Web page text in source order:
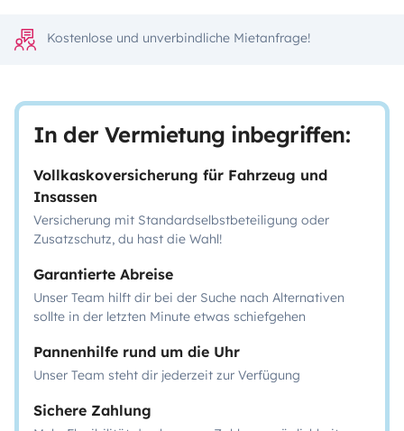
Kostenlose und unverbindliche Mietanfrage!
In der Vermietung inbegriffen:
Vollkaskoversicherung für Fahrzeug und
Insassen
Versicherung mit Standardselbstbeteiligung oder
Zusatzschutz, du hast die Wahl!
Garantierte Abreise
Unser Team hilft dir bei der Suche nach Alternativen
sollte in der letzten Minute etwas schiefgehen
Pannenhilfe rund um die Uhr
Unser Team steht dir jederzeit zur Verfügung
Sichere Zahlung